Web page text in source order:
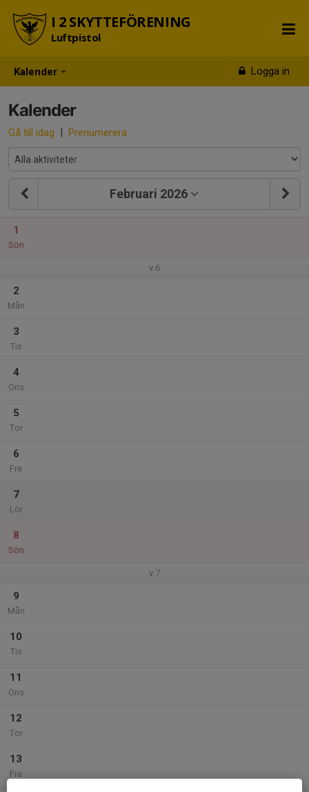
Kalender Logga in
I 2 SKYTTEFÖRENING
Luftpistol
Kalender
Gå till idag | Prenumerera
Februari 2026
1
Sön
v.6
2
Mån
3
Tis
4
Ons
5
Tor
6
Fre
7
Lör
8
Sön
v.7
9
Mån
10
Tis
11
Ons
12
Tor
13
Fre